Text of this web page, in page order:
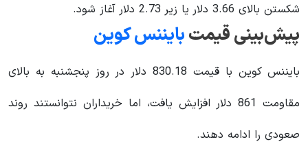
شکستن بالای 3.66 دلار یا زیر 2.73 دلار آغاز شود.
پیش‌بینی قیمتبایننس کوین
بایننس کوین با قیمت 830.18 دلار در روز پنجشنبه به بالای
مقاومت 861 دلار افزایش یافت، اما خریداران نتوانستند روند
صعودی را ادامه دهند.